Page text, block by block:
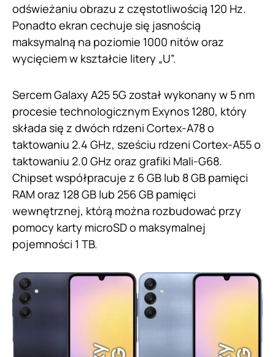
odświeżaniu obrazu z częstotliwością 120 Hz.
Ponadto ekran cechuje się jasnością
maksymalną na poziomie 1000 nitów oraz
wycięciem w kształcie litery „U”.
Sercem Galaxy A25 5G został wykonany w 5 nm
procesie technologicznym Exynos 1280, który
składa się z dwóch rdzeni Cortex-A78 o
taktowaniu 2.4 GHz, sześciu rdzeni Cortex-A55 o
taktowaniu 2.0 GHz oraz grafiki Mali-G68.
Chipset współpracuje z 6 GB lub 8 GB pamięci
RAM oraz 128 GB lub 256 GB pamięci
wewnętrznej, którą można rozbudować przy
pomocy karty microSD o maksymalnej
pojemności 1 TB.